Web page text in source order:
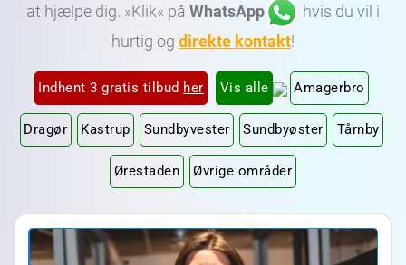
at hjælpe dig. »Klik« på WhatsApp
hvis du vil i
hurtig og direkte kontakt!
Indhent 3 gratis tilbud her Vis alle Amagerbro
Dragør Kastrup Sundbyvester Sundbyøster Tårnby
Ørestaden Øvrige områder